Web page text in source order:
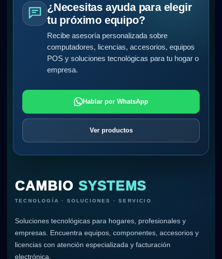
¿Necesitas ayuda para elegir
tu próximo equipo?
Recibe asesoría personalizada sobre
computadores, licencias, accesorios, equipos
POS y soluciones tecnológicas para tu hogar o
empresa.
Hablar por WhatsApp
Ver productos
CAMBIO SYSTEMS
TECNOLOGÍA · SOLUCIONES · SERVICIO
Soluciones tecnológicas para hogares, profesionales y
empresas. Encuentra equipos, componentes, accesorios y
licencias con atención especializada y facturación
electrónica.